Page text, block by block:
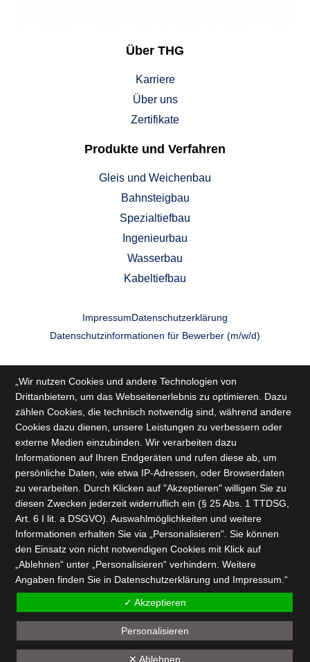
Über THG
Karriere
Über uns
Zertifikate
Produkte und Verfahren
Gleis und Weichenbau
Bahnsteigbau
Spezialtiefbau
Ingenieurbau
Wasserbau
Kabeltiefbau
ImpressumDatenschutzerklärung
Datenschutzinformationen für Bewerber (m/w/d)
„Wir nutzen Cookies und andere Technologien von
Drittanbietern, um das Webseitenerlebnis zu optimieren. Dazu
zählen Cookies, die technisch notwendig sind, während andere
Cookies dazu dienen, unsere Leistungen zu verbessern oder
externe Medien einzubinden. Wir verarbeiten dazu
Informationen auf Ihren Endgeräten und rufen diese ab, um
persönliche Daten, wie etwa IP-Adressen, oder Browserdaten
zu verarbeiten. Durch Klicken auf "Akzeptieren" willigen Sie zu
diesen Zwecken jederzeit widerruflich ein (§ 25 Abs. 1 TTDSG,
Art. 6 I lit. a DSGVO). Auswahlmöglichkeiten und weitere
Informationen erhalten Sie via „Personalisieren“. Sie können
den Einsatz von nicht notwendigen Cookies mit Klick auf
„Ablehnen“ unter „Personalisieren“ verhindern. Weitere
Angaben finden Sie in Datenschutzerklärung und Impressum.“
✓ Akzeptieren
Personalisieren
✕ Ablehnen